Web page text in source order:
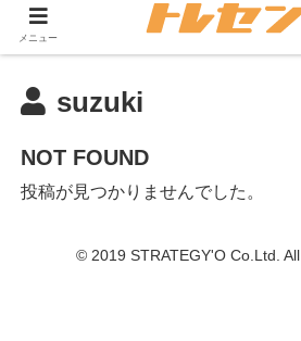
suzuki
NOT FOUND
投稿が見つかりませんでした。
© 2019 STRATEGY'O Co.Ltd.
メニュー